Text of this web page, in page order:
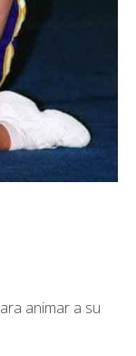
animar a su